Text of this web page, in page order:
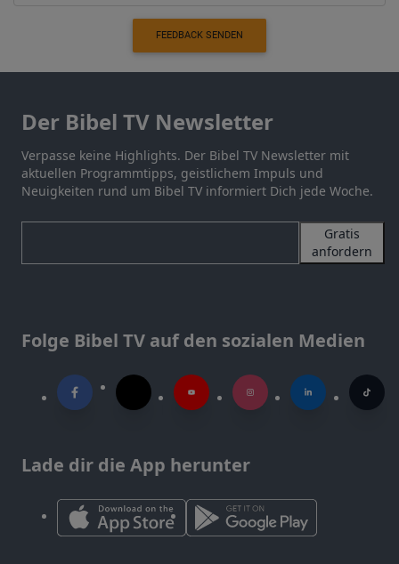
FEEDBACK SENDEN
Der Bibel TV Newsletter
Verpasse keine Highlights. Der Bibel TV Newsletter mit
aktuellen Programmtipps, geistlichem Impuls und
Neuigkeiten rund um Bibel TV informiert Dich jede Woche.
Gratis
anfordern
Folge Bibel TV auf den sozialen Medien
Lade dir die App herunter